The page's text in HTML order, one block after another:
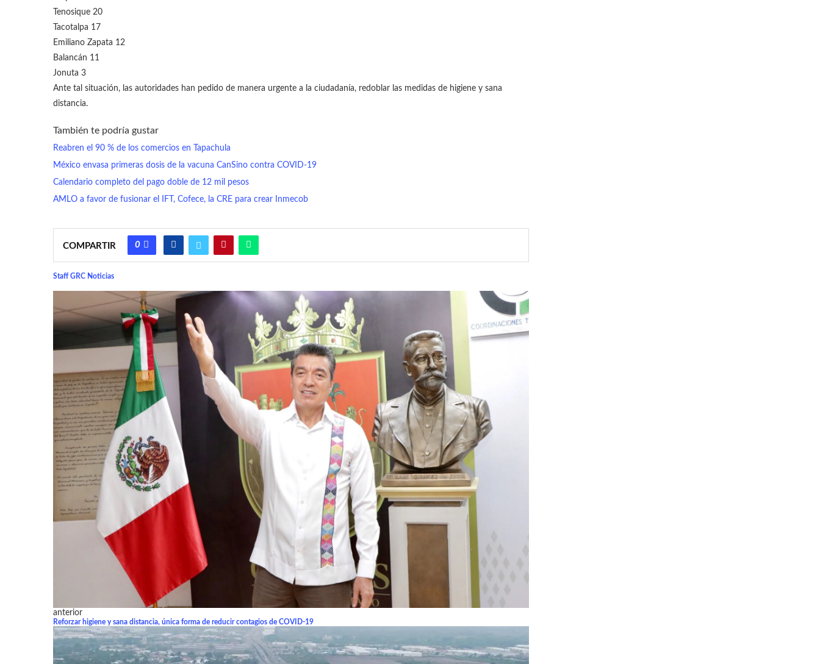
Tenosique 20
Tacotalpa 17
Emiliano Zapata 12
Balancán 11
Jonuta 3
Ante tal situación, las autoridades han pedido de manera urgente a la ciudadanía, redoblar las medidas de higiene y sana
distancia.
También te podría gustar
Reabren el 90 % de los comercios en Tapachula
México envasa primeras dosis de la vacuna CanSino contra COVID-19
Calendario completo del pago doble de 12 mil pesos
AMLO a favor de fusionar el IFT, Cofece, la CRE para crear Inmecob
COMPARTIR 0
Staff GRC Noticias
anterior
Reforzar higiene y sana distancia, única forma de reducir contagios de COVID-19